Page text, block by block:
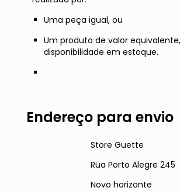
Uma peça igual, ou
Um produto de valor
disponibilidade em estoque.
Endereço para envio
Store Guette
Rua Porto Alegre 245
Novo horizonte